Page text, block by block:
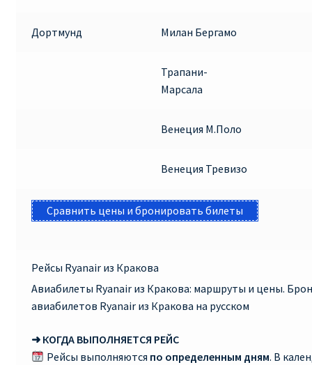
Дортмунд Милан Бергамо
Трапани-
Марсала
Венеция М.Поло
Венеция Тревизо
Сравнить цены и бронировать билеты
Рейсы Ryanair из Кракова
Авиабилеты Ryanair из Кракова: маршруты и цены.
авиабилетов Ryanair из Кракова на русском
➜ КОГДА ВЫПОЛНЯЕТСЯ РЕЙС
Рейсы выполняются по определенным дням. В